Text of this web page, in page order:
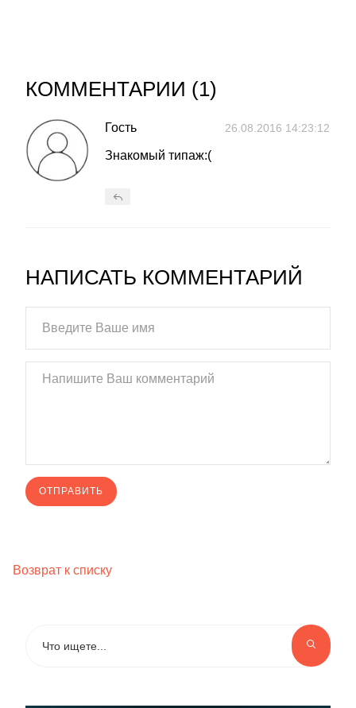
КОММЕНТАРИИ (1)
Гость 26.08.2016 14:23:12
Знакомый типаж:(
НАПИСАТЬ КОММЕНТАРИЙ
Возврат к списку